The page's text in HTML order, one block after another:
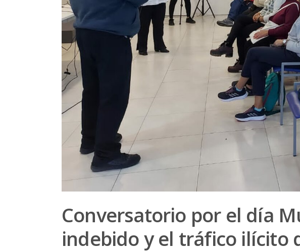
Conversatorio por el día
indebido y el tráfico ilícito